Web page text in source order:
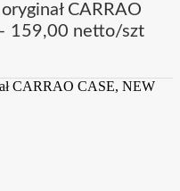
CARRAO
159,00 netto/szt